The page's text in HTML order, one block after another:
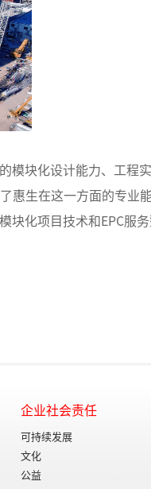
模块化设计能力、工程
惠生在这一方面的专业
化项目技术和EPC服务
企业社会责任
可持续发展
文化
公益